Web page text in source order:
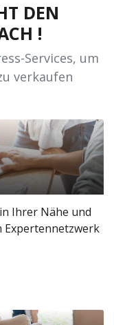
DEN
!
Services, um
verkaufen
Ihrer Nähe und
Expertennetzwerk